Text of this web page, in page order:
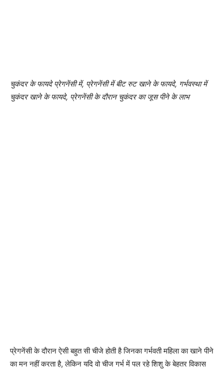
चुकंदर के फायदे प्रेगनेंसी में, प्रेगनेंसी में बीट रुट खाने के फायदे, गर्भवस्था में
चुकंदर खाने के फायदे, प्रेगनेंसी के दौरान चुकंदर का जूस पीने के लाभ
प्रेगनेंसी के दौरान ऐसी बहुत सी चीजे होती है जिनका गर्भवती महिला का खाने पीने
का मन नहीं करता है, लेकिन यदि वो चीज गर्भ में पल रहे शिशु के बेहतर विकास